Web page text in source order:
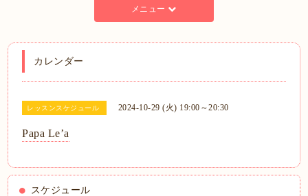
メニュー
カレンダー
レッスンスケジュール 2024-10-29 (火) 19:00～20:30
Papa Le’a
スケジュール